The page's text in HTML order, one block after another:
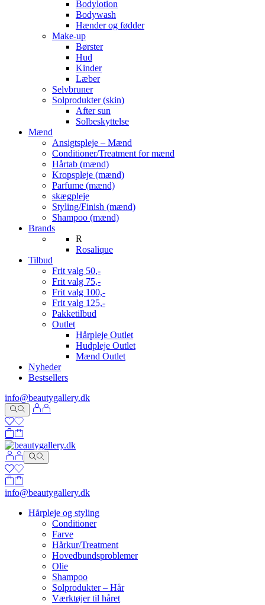
Bodylotion
Bodywash
Hænder og fødder
Make-up
Børster
Hud
Kinder
Læber
Selvbruner
Solprodukter (skin)
After sun
Solbeskyttelse
Mænd
Ansigtspleje – Mænd
Conditioner/Treatment for mænd
Hårtab (mænd)
Kropspleje (mænd)
Parfume (mænd)
skægpleje
Styling/Finish (mænd)
Shampoo (mænd)
Brands
R
Rosalique
Tilbud
Frit valg 50,-
Frit valg 75,-
Frit valg 100,-
Frit valg 125,-
Pakketilbud
Outlet
Hårpleje Outlet
Hudpleje Outlet
Mænd Outlet
Nyheder
Bestsellers
info@beautygallery.dk
info@beautygallery.dk
Hårpleje og styling
Conditioner
Farve
Hårkur/Treatment
Hovedbundsproblemer
Olie
Shampoo
Solprodukter – Hår
Værktøjer til håret